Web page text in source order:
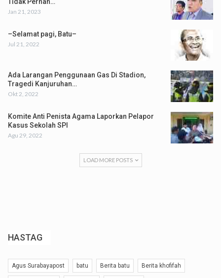
Tidak Pernah…
Jan 21, 2023
–Selamat pagi, Batu–
Jul 21, 2022
Ada Larangan Penggunaan Gas Di Stadion,
Tragedi Kanjuruhan…
Okt 2, 2022
Komite Anti Penista Agama Laporkan Pelapor
Kasus Sekolah SPI
Agu 29, 2022
LOAD MORE POSTS
HASTAG
Agus Surabayapost batu Berita batu Berita khofifah